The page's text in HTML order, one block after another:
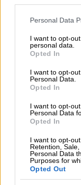
Please note that
not limited to your
grant or deny
use your data for
consent section.
Personal Data
I want to opt-
personal data.
Opted In
I want to opt-
Personal Data.
Opted In
I want to opt-
Personal Data
Opted In
I want to opt-
Retention,
Personal Data
Purposes for
Opted Out
Ο στρατηγός